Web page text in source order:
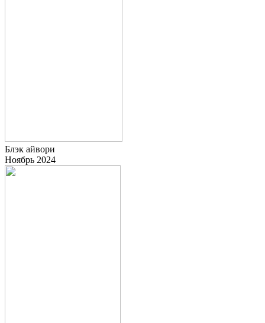
Блэк айвори
Ноябрь 2024